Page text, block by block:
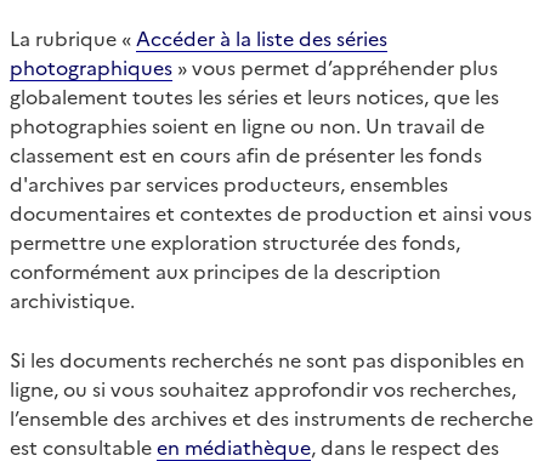
La rubrique « Accéder à la liste des séries
photographiques » vous permet d’appréhender plus
globalement toutes les séries et leurs notices, que les
photographies soient en ligne ou non. Un travail de
classement est en cours afin de présenter les fonds
d'archives par services producteurs, ensembles
documentaires et contextes de production et ainsi vous
permettre une exploration structurée des fonds,
conformément aux principes de la description
archivistique.
Si les documents recherchés ne sont pas disponibles en
ligne, ou si vous souhaitez approfondir vos recherches,
l’ensemble des archives et des instruments de recherche
est consultableen médiathèque, dans le respect des